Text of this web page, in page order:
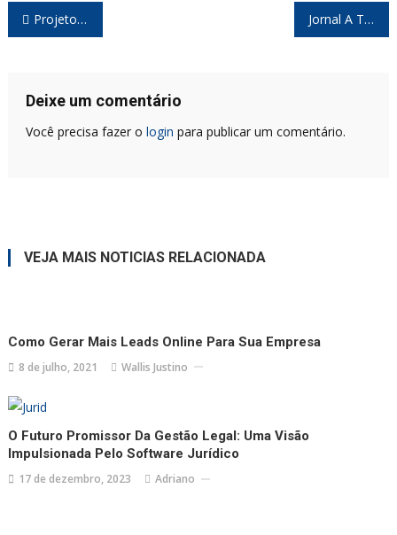
Navegação
Post
Projeto de Lissauer garante ensino de noções de Direito nas escolas estaduais Jornal A Tribuna nº 286
Deixe um comentário
Você precisa fazer o login para publicar um comentário.
VEJA MAIS NOTICIAS RELACIONADA
Como Gerar Mais Leads Online Para Sua Empresa
8 de julho, 2021 Wallis Justino
O Futuro Promissor Da Gestão Legal: Uma Visão
Impulsionada Pelo Software Jurídico
17 de dezembro, 2023 Adriano